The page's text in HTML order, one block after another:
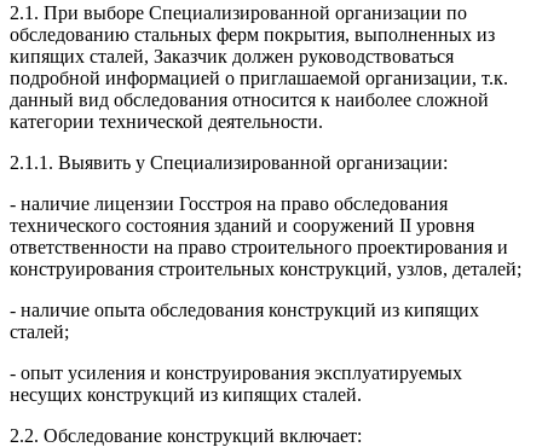
2.1. При выборе Специализированной организации по
обследованию стальных ферм покрытия, выполненных из
кипящих сталей, Заказчик должен руководствоваться
подробной информацией о приглашаемой организации, т.к.
данный вид обследования относится к наиболее сложной
категории технической деятельности.
2.1.1. Выявить у Специализированной организации:
- наличие лицензии Госстроя на право обследования
технического состояния зданий и сооружений II уровня
ответственности на право строительного проектирования и
конструирования строительных конструкций, узлов, деталей;
- наличие опыта обследования конструкций из кипящих
сталей;
- опыт усиления и конструирования эксплуатируемых
несущих конструкций из кипящих сталей.
2.2. Обследование конструкций включает: